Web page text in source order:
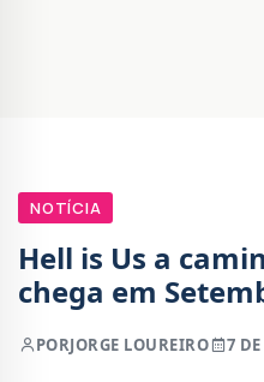
NOTÍCIA
Hell is Us a
chega em
PORJORGE LOUREIRO 7